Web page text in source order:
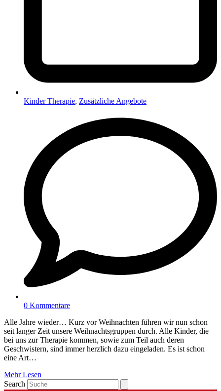
Kinder Therapie, Zusätzliche Angebote
0 Kommentare
Alle Jahre wieder… Kurz vor Weihnachten führen wir nun schon
seit langer Zeit unsere Weihnachtsgruppen durch. Alle Kinder, die
bei uns zur Therapie kommen, sowie zum Teil auch deren
Geschwistern, sind immer herzlich dazu eingeladen. Es ist schon
eine Art…
Mehr Lesen
Search